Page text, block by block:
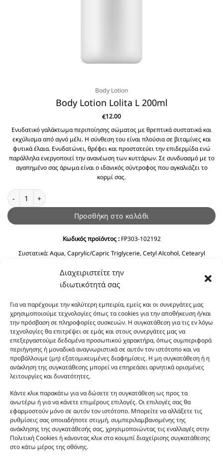
Διαχειριστείτε την
ιδιωτικότητά σας
Για να παρέχουμε την καλύτερη εμπειρία, εμείς και οι συνεργάτες μας
χρησιμοποιούμε τεχνολογίες όπως τα cookies για την αποθήκευση ή/και
την πρόσβαση σε πληροφορίες συσκευών. Η συγκατάθεση για τις εν λόγω
τεχνολογίες θα επιτρέψει σε εμάς και στους συνεργάτες μας να
επεξεργαστούμε δεδομένα προσωπικού χαρακτήρα, όπως συμπεριφορά
περιήγησης ή μοναδικά αναγνωριστικά σε αυτόν τον ιστότοπο και να
προβάλλουμε (μη) εξατομικευμένες διαφημίσεις. Η μη συγκατάθεση ή η
ανάκληση της συγκατάθεσης μπορεί να επηρεάσει αρνητικά ορισμένες
λειτουργίες και δυνατότητες.
Κάντε κλικ παρακάτω για να δώσετε τη συγκατάθεση ως προς τα
ανωτέρω ή για να κάνετε επιμέρους επιλογές. Οι επιλογές σας θα
εφαρμοστούν μόνο σε αυτόν τον ιστότοπο. Μπορείτε να αλλάξετε τις
ρυθμίσεις σας οποιαδήποτε στιγμή, συμπεριλαμβανομένης της
ανάκλησης της συγκατάθεσής σας, χρησιμοποιώντας τις εναλλαγές στην
Πολιτική Cookies ή κάνοντας κλικ στο κουμπί διαχείρισης συγκατάθεσης
στο κάτω μέρος της οθόνης.
Body Lotion
Body Lotion Lolita L 200ml
€12.00
Ενυδατικό γαλάκτωμα περιποίησης σώματος με θρεπτικά συστατικά και
εκχύλισμα από αγνό μέλι. Η σύνθεση του είναι πλούσια σε βιταμίνες και
φυτικά έλαια. Ενυδατώνει, θρέφει και προστατεύει την επιδερμίδα ενώ
παράλληλα ενεργοποιεί την ανανέωση των κυττάρων. Σε συνδυασμό με το
αγαπημένο σας άρωμα είναι ο ιδανικός σύντροφος που αγκαλιάζει το
κορμί σας.
Body Lotion Lolita L 200ml ποσότητα
Προσθήκη στο καλάθι
Κωδικός προϊόντος :FP303-102192
Συστατικά:Aqua, Caprylic/Capric Triglycerie, Cetyl Alcohol, Cetearyl
Amygdalus Dulcis Oil, Cyclopentasiloxane, Phenoxyethanol, Ceteareth-20,
Olea Europaea Fruit Oil, Dimethicone, Ethylhexyglycerin, Imidazolidinyl
Urea, Polyquaternium-39, Panthenol, BHT, Sodium Benzoate, Citric Acid.
Οι φωτογραφίες των προϊόντων είναι ενδεικτικές
Σκοπός τους είναι η διευκόλυνση της επιλογής σας.
Σε καμία περίπτωση δεν αντιστοιχούν στα
αυθεντικά αρώματα και δεν ανταποκρίνονται στην
πραγματικότητα. Πρόθεση της επιχείρησης μας δεν
είναι η παραπλάνηση και η εξαπάτηση του
καταναλωτή. Όλα μας τα προϊόντα είναι τύπου, σε